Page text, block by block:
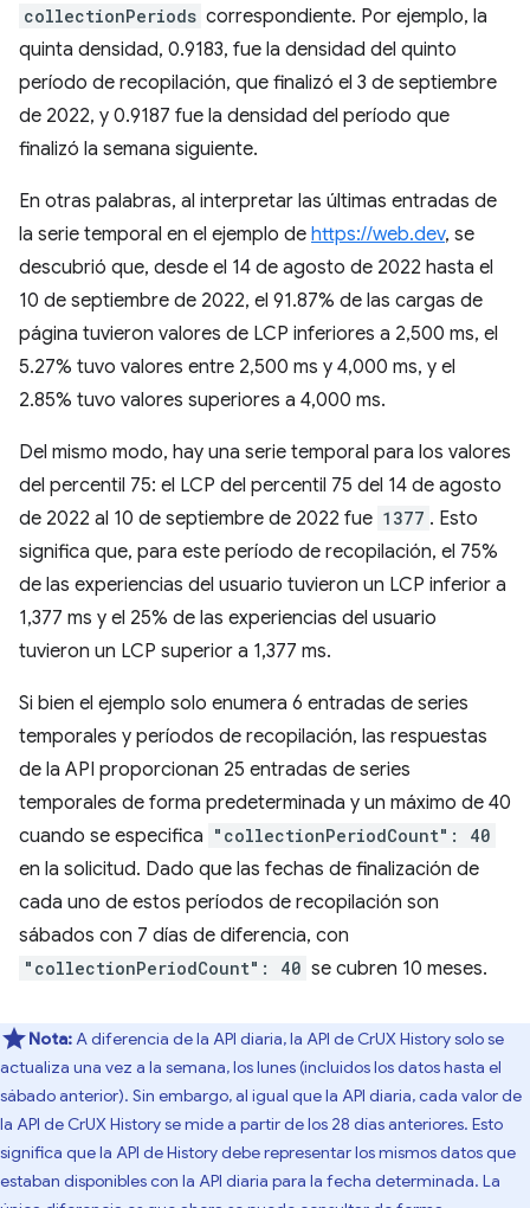
collectionPeriods correspondiente. Por ejemplo, la
quinta densidad, 0.9183, fue la densidad del quinto
período de recopilación, que finalizó el 3 de septiembre
de 2022, y 0.9187 fue la densidad del período que
finalizó la semana siguiente.
En otras palabras, al interpretar las últimas entradas de
la serie temporal en el ejemplo de https://web.dev, se
descubrió que, desde el 14 de agosto de 2022 hasta el
10 de septiembre de 2022, el 91.87% de las cargas de
página tuvieron valores de LCP inferiores a 2,500 ms, el
5.27% tuvo valores entre 2,500 ms y 4,000 ms, y el
2.85% tuvo valores superiores a 4,000 ms.
Del mismo modo, hay una serie temporal para los valores
del percentil 75: el LCP del percentil 75 del 14 de agosto
de 2022 al 10 de septiembre de 2022 fue 1377 . Esto
significa que, para este período de recopilación, el 75%
de las experiencias del usuario tuvieron un LCP inferior a
1,377 ms y el 25% de las experiencias del usuario
tuvieron un LCP superior a 1,377 ms.
Si bien el ejemplo solo enumera 6 entradas de series
temporales y períodos de recopilación, las respuestas
de la API proporcionan 25 entradas de series
temporales de forma predeterminada y un máximo de 40
cuando se especifica "collectionPeriodCount": 40
en la solicitud. Dado que las fechas de finalización de
cada uno de estos períodos de recopilación son
sábados con 7 días de diferencia, con
"collectionPeriodCount": 40 se cubren 10 meses.
Nota:A diferencia de la API diaria, la API de CrUX History solo se
actualiza una vez a la semana, los lunes (incluidos los datos hasta el
sábado anterior). Sin embargo, al igual que la API diaria, cada valor de
la API de CrUX History se mide a partir de los 28 días anteriores. Esto
significa que la API de History debe representar los mismos datos que
estaban disponibles con la API diaria para la fecha determinada. La